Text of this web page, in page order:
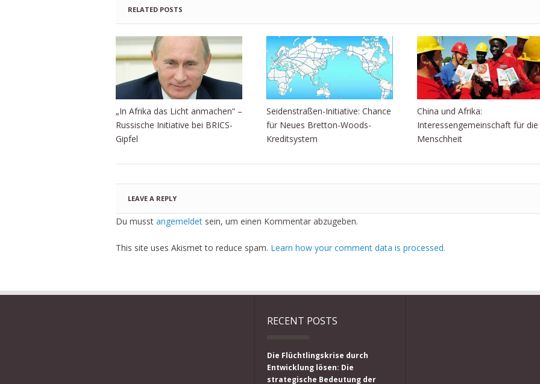
RELATED POSTS
„In Afrika das Licht anmachen“ –
Russische Initiative bei BRICS-
Gipfel
Seidenstraßen-Initiative: Chance
für Neues Bretton-Woods-
Kreditsystem
China und Afrika:
Interessengemeinschaft für die
Menschheit
LEAVE A REPLY
Du musst angemeldet sein, um einen Kommentar abzugeben.
This site uses Akismet to reduce spam. Learn how your comment data is processed.
RECENT POSTS
Die Flüchtlingskrise durch
Entwicklung lösen: Die
strategische Bedeutung der